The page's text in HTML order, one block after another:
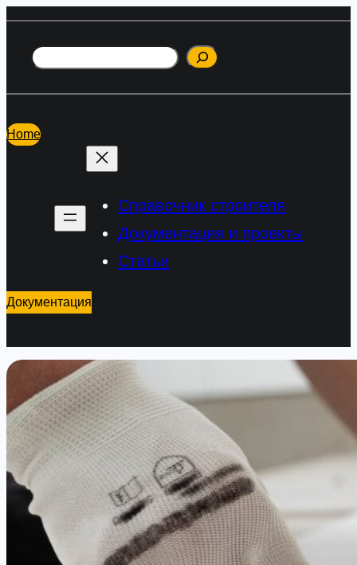
содержимому
Поиск
Home
Справочник строителя
Документация и проекты
Статьи
Документация